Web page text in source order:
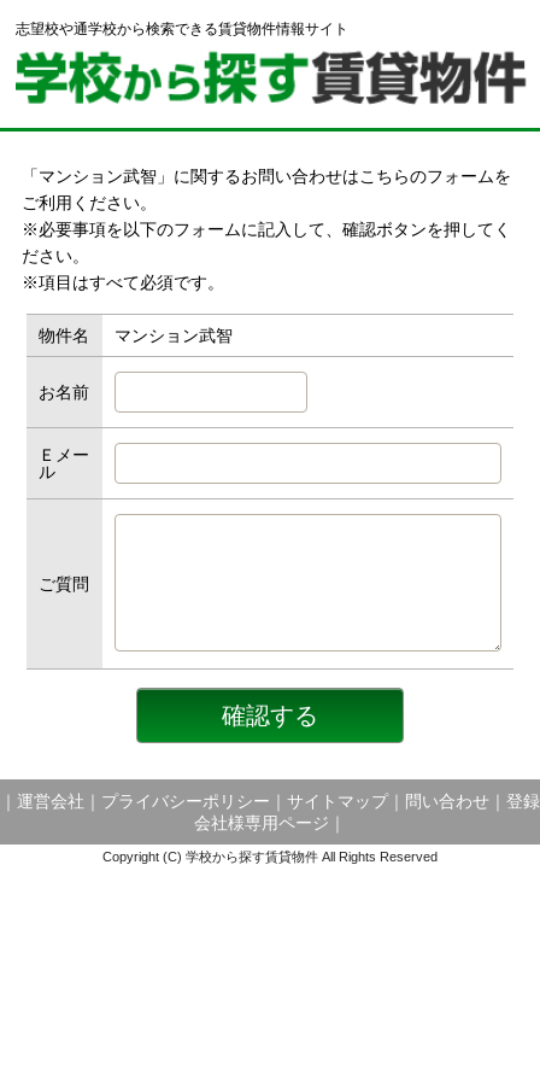
志望校や通学校から検索できる賃貸物件情報サイト
「マンション武智」に関するお問い合わせはこちらのフォームを
ご利用ください。
※必要事項を以下のフォームに記入して、確認ボタンを押してく
ださい。
※項目はすべて必須です。
物件名 マンション武智
お名前
Ｅメー
ル
ご質問
運営会社 プライバシーポリシー サイトマップ｜ 問い合わせ
登録
会社様専用ページ
Copyright (C) 学校から探す賃貸物件 All Rights Reserved